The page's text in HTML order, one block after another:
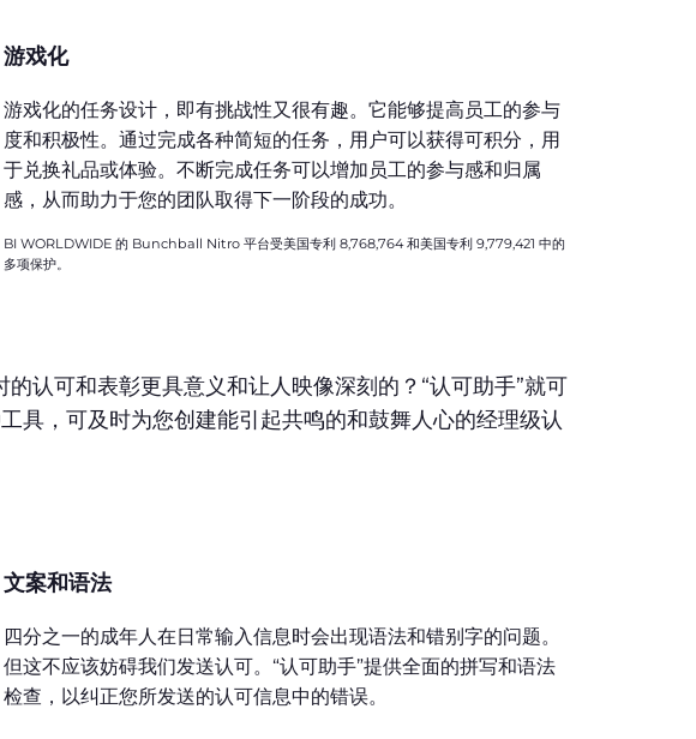
游戏化
游戏化的任务设计，即有挑战性又很有趣。它能够提高员工的参与
度和积极性。通过完成各种简短的任务，用户可以获得可积分，用
于兑换礼品或体验。不断完成任务可以增加员工的参与感和归属
感，从而助力于您的团队取得下一阶段的成功。
BI WORLDWIDE 的 Bunchball Nitro 平台受美国专利 8,768,764 和美国专利 9,779,421 中的
多项保护。
认可和表彰更具意义和让人映像深刻的？“认可助手”就可
具，可及时为您创建能引起共鸣的和鼓舞人心的经理级认
文案和语法
四分之一的成年人在日常输入信息时会出现语法和错别字的问题。
但这不应该妨碍我们发送认可。“认可助手”提供全面的拼写和语法
检查，以纠正您所发送的认可信息中的错误。